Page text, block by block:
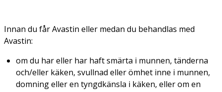
Innan du får Avastin eller medan du behandlas med
Avastin:
om du har eller har haft smärta i munnen, tänderna
och/eller käken, svullnad eller ömhet inne i munnen,
domning eller en tyngdkänsla i käken, eller om en